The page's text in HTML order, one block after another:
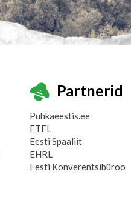
Partnerid
Puhkaeestis.ee
ETFL
Eesti Spaaliit
EHRL
Eesti Konverentsibüroo